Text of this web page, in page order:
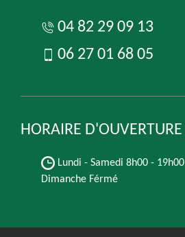
04 82 29 09 13
06 27 01 68 05
HORAIRE D'OUVERTURE
Lundi - Samedi 8h00 - 19h00
Dimanche Férmé